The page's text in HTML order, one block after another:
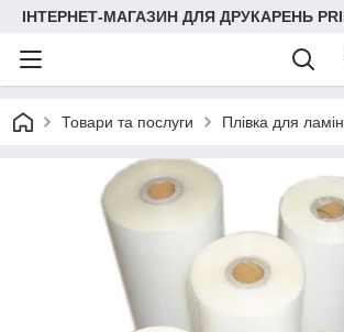
ІНТЕРНЕТ-МАГАЗИН ДЛЯ ДРУКАРЕНЬ
Товари та послуги Плівка для